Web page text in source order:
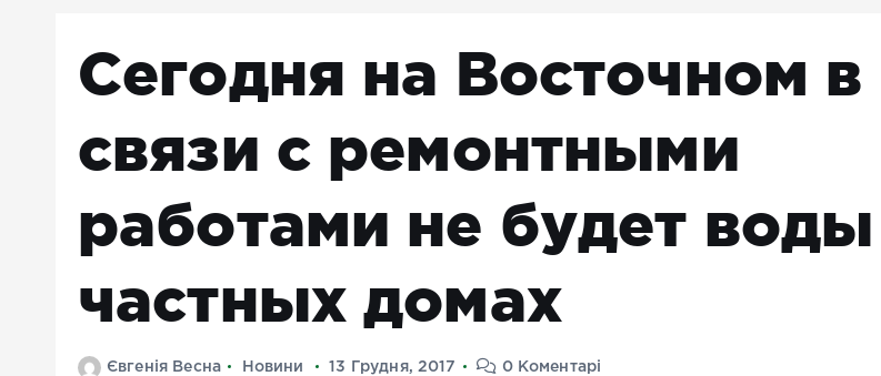
Сегодня на Восточном в
связи с ремонтными
работами не будет
частных домах
Євгенія Весна Новини 13 Грудня, 2017 0 Коментарі